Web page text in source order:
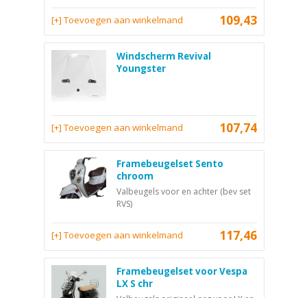
109,43
[+] Toevoegen aan winkelmand
Windscherm Revival
Youngster
107,74
[+] Toevoegen aan winkelmand
Framebeugelset Sento
chroom
Valbeugels voor en achter (bev set
RVS)
117,46
[+] Toevoegen aan winkelmand
Framebeugelset voor Vespa
LX S chr